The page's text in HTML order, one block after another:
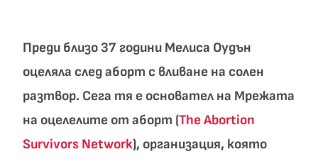
Преди близо 37 години Мелиса Оудън
оцеляла след аборт с вливане на солен
разтвор. Сега тя е основател на Мрежата
на оцелелите от аборт (The Abortion
Survivors Network), организация, която